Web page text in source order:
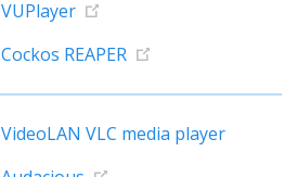
VUPlayer
Cockos REAPER
VideoLAN VLC media player